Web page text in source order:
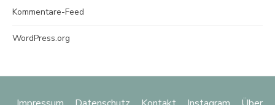
Kommentare-Feed
WordPress.org